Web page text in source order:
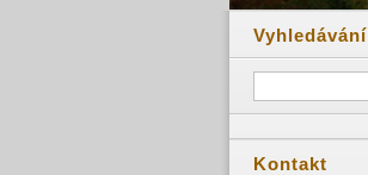
Vyhledávání
Kontakt